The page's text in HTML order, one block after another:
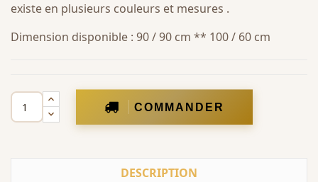
existe en plusieurs couleurs et mesures .
Dimension disponible : 90 / 90 cm ** 100 / 60 cm
COMMANDER
DESCRIPTION